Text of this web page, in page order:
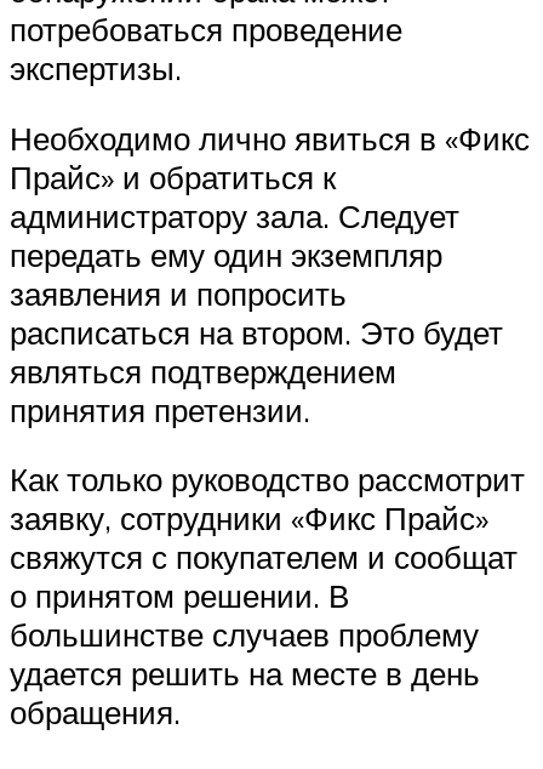
потребоваться проведение
экспертизы.
Необходимо лично явиться в «Фикс
Прайс» и обратиться к
администратору зала. Следует
передать ему один экземпляр
заявления и попросить
расписаться на втором. Это будет
являться подтверждением
принятия претензии.
Как только руководство рассмотрит
заявку, сотрудники «Фикс Прайс»
свяжутся с покупателем и сообщат
о принятом решении. В
большинстве случаев проблему
удается решить на месте в день
обращения.